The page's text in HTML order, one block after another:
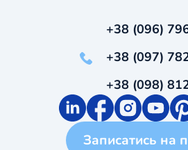
+38 (096)
+38 (097)
+38 (098)
Записатись на